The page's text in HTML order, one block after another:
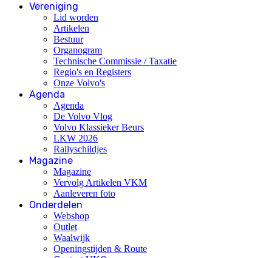
Vereniging
Lid worden
Artikelen
Bestuur
Organogram
Technische Commissie / Taxatie
Regio's en Registers
Onze Volvo's
Agenda
Agenda
De Volvo Vlog
Volvo Klassieker Beurs
LKW 2026
Rallyschildjes
Magazine
Magazine
Vervolg Artikelen VKM
Aanleveren foto
Onderdelen
Webshop
Outlet
Waalwijk
Openingstijden & Route